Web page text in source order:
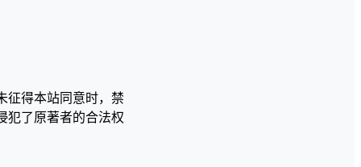
征得本站同意时，禁
犯了原著者的合法权